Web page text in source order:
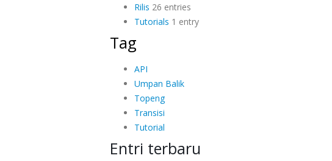
Rilis 26 entries
Tutorials 1 entry
Tag
API
Umpan Balik
Topeng
Transisi
Tutorial
Entri terbaru